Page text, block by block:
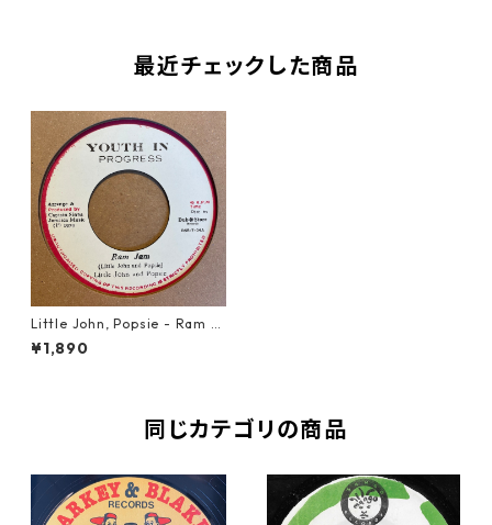
最近チェックした商品
Little John, Popsie - Ram J
am【7-21484】
¥1,890
同じカテゴリの商品